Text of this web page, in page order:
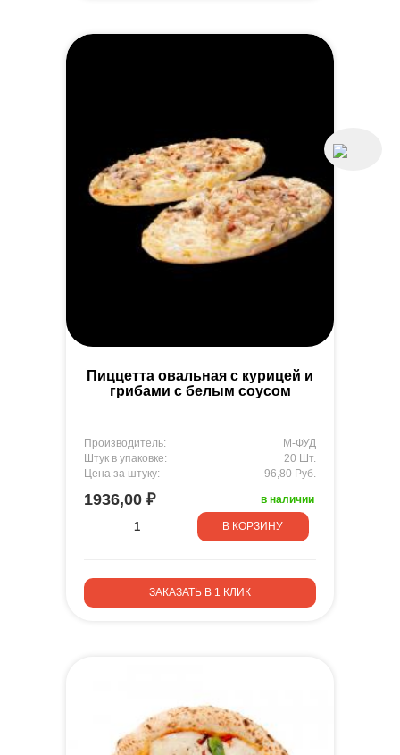
Пиццетта овальная с курицей и
грибами с белым соусом
Производитель:
М-ФУД
Штук в упаковке:
20 Шт.
Цена за штуку:
96,80 Руб.
1936,00 ₽ в наличии
В КОРЗИНУ
ЗАКАЗАТЬ В 1 КЛИК